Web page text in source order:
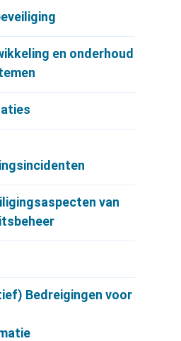
en onderhoud
van
Bedreigingen voor